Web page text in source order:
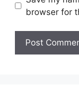
browser for